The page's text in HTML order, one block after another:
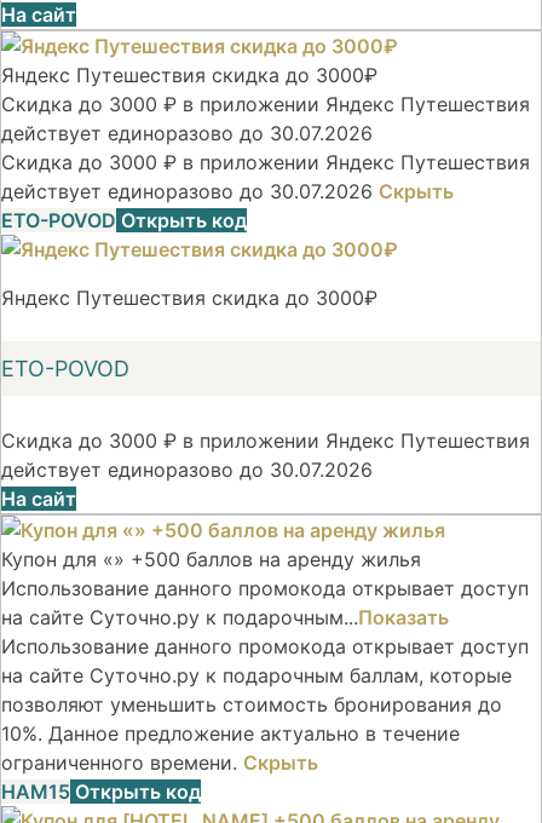
На сайт
Яндекс Путешествия скидка до 3000₽
Скидка до 3000 ₽ в приложении Яндекс Путешествия
действует единоразово до 30.07.2026
Скидка до 3000 ₽ в приложении Яндекс Путешествия
действует единоразово до 30.07.2026 Скрыть
ETO-POVOD Открыть код
Яндекс Путешествия скидка до 3000₽
ETO-POVOD
Скидка до 3000 ₽ в приложении Яндекс Путешествия
действует единоразово до 30.07.2026
На сайт
Купон для «» +500 баллов на аренду жилья
Использование данного промокода открывает доступ
на сайте Суточно.ру к подарочным...Показать
Использование данного промокода открывает доступ
на сайте Суточно.ру к подарочным баллам, которые
позволяют уменьшить стоимость бронирования до
10%. Данное предложение актуально в течение
ограниченного времени. Скрыть
НАМ15 Открыть код